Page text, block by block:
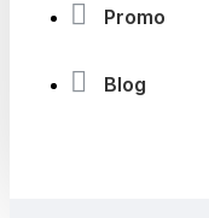
Promo
Blog